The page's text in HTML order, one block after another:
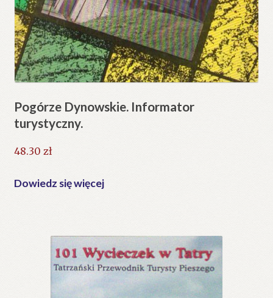
Pogórze Dynowskie. Informator
turystyczny.
48.30 zł
Dowiedz się więcej